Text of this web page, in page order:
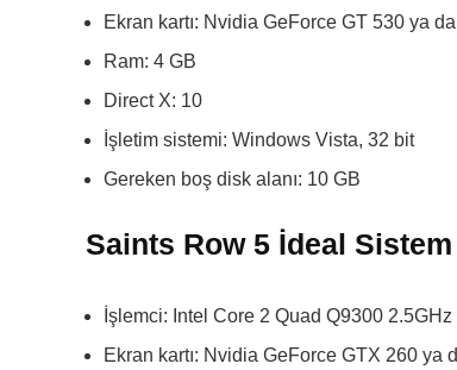
Ekran kartı: Nvidia GeForce GT 530 ya
Ram: 4 GB
Direct X: 10
İşletim sistemi: Windows Vista, 32 bit
Gereken boş disk alanı: 10 GB
Saints Row 5 İdeal
İşlemci: Intel Core 2 Quad Q9300
Ekran kartı: Nvidia GeForce GTX 260 ya